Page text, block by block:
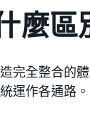
麼區
完全整合的
運作各通路。